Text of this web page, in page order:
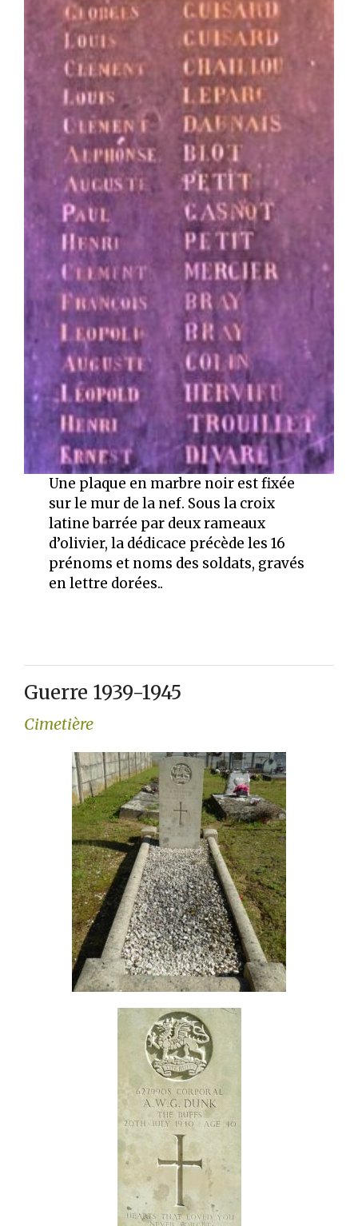
Une plaque en marbre noir est fixée
sur le mur de la nef. Sous la croix
latine barrée par deux rameaux
d’olivier, la dédicace précède les 16
prénoms et noms des soldats, gravés
en lettre dorées..
Guerre 1939-1945
Cimetière